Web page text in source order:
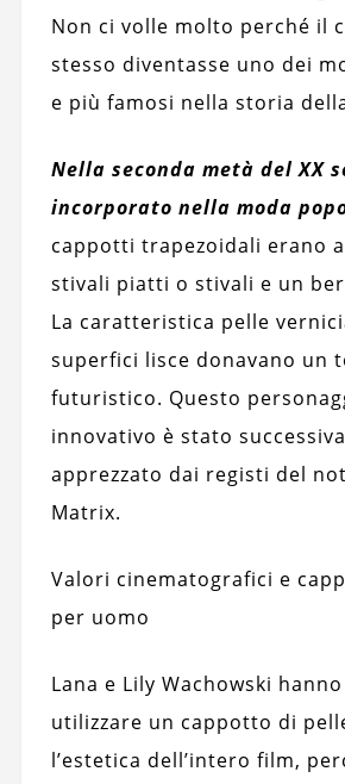
Non ci volle molto perché il
stesso diventasse uno dei
e più famosi nella storia
Nella seconda metà del XX
incorporato nella moda
cappotti trapezoidali erano
stivali piatti o stivali e un
La caratteristica pelle
superfici lisce donavano un
futuristico. Questo
innovativo è stato
apprezzato dai registi del
Matrix.
Valori cinematografici e
per uomo
Lana e Lily Wachowski
utilizzare un cappotto di
l’estetica dell’intero film,